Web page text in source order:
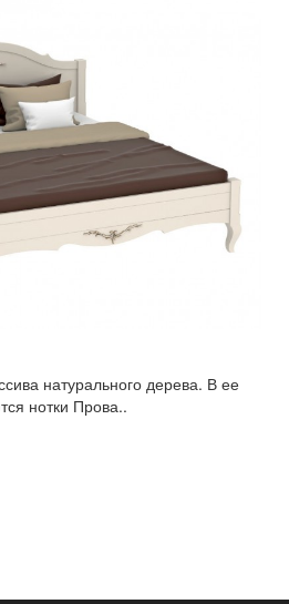
натурального дерева. В ее
нотки Прова..